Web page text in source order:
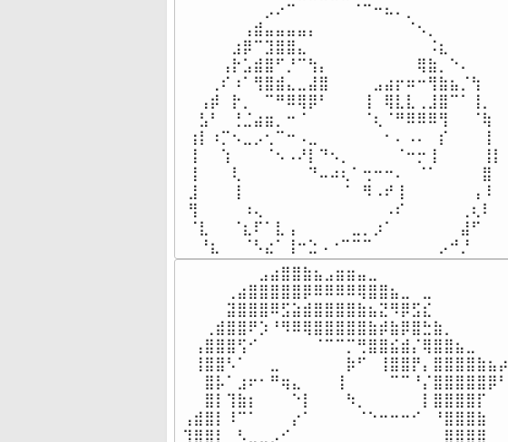
⠀⠀⠀⠀⠀⠀⠀⡠⠔⠉⠀⠀⠀⠀⠀⠈⠉⠒⠦⠄⡀⠀⠀⠀⠀⠀⠀⠀⠀
⠀⠀⠀⠀⠀⢠⣾⣤⣤⣤⣤⡄⠀⠀⠀⠀⠀⠀⠀⠀⠈⠢⡀⠀⠀⠀⠀⠀⠀
⠀⠀⠀⠀⣰⡿⠉⣹⣿⣿⣄⠀⠀⠀⠀⠀⠀⠀⠀⠀⠀⠀⠨⣆⠀⠀⠀⠀⠀
⠀⠀⠀⢠⡗⣡⣾⣿⠋⡘⠉⢳⡄⠀⠀⠀⠀⠀⠀⠀⠀⢿⣷⡀⠑⠄⠀⠀⠀
⠀⠀⢀⠎⠰⠁⢻⣿⣾⣄⣀⣼⣿⠀⠀⠀⠀⣠⣴⡖⠶⠒⢻⣷⣦⡈⢳⠀⠀
⠀⢠⡾⠀⡗⡀⠀⠉⠛⠿⢿⡿⠃⠀⠀⠀⢸⠀⢿⣇⣇⢀⣸⣿⠉⠁⢸⡀⠀
⠀⣣⠃⠀⢘⣈⣴⣶⡀⠒⠈⠀⠀⠀⠀⠀⠈⢆⠈⠛⠿⠿⠿⢻⠀⠀⠈⢷⠀
⢰⡇⠰⡉⠢⣀⡠⢂⠉⠒⠠⣀⠀⠀⠀⠀⠀⠀⠂⠄⠠⠄⠀⡎⠀⠀⠀⢸⠀
⢸⠀⠀⢱⠀⠀⠀⠈⠢⠠⠜⡇⠙⠢⡀⠀⠀⠀⠀⠈⠒⡒⢸⠀⠀⠀⠀⢸⡇
⢸⠀⠀⠀⢇⠀⠀⠀⠀⠀⠀⠙⠤⠴⢆⠁⢒⠒⠒⠄⠀⠈⠁⠀⠀⠀⠀⣿⠀
⣸⠀⠀⠀⢸⠀⠀⠀⠀⠀⠀⠀⠀⠀⠈⠀⠻⠠⠞⢸⠀⠀⠀⠀⠀⠀⢠⠸⠀
⢻⠀⠀⠀⠀⠰⢄⠀⠀⠀⠀⠀⠀⠀⠀⠀⠀⠀⠠⠎⠀⠀⠀⠀⠀⢀⢆⠇⠀
⠈⣇⠀⠀⠈⣆⠏⠁⣇⢠⠀⠀⠀⠀⠀⣀⡀⡰⠁⠀⠀⠀⠀⠀⠀⣼⠋⠀⠀
⠀⠘⣆⠀⠀⠈⠣⣔⠁⢸⠒⣑⠠⠐⠉⠉⠉⠀⠀⠀⠀⠀⠀⡠⠚⡘⠀⠀⠀
⠀⠀⠀⠀⠀⠀⠀⣠⣴⣿⣿⣷⣦⣠⣶⣶⣤⣀⠀⠀⠀⠀⠀⠀⠀⠀⠀⠀⠀⠀
⠀⠀⠀⠀⢀⣴⣿⣿⣿⣿⣿⡿⠿⠿⠿⠿⢿⣿⣿⣦⣀⠀⣀⠀⠀⠀⠀⠀⠀⠀
⠀⠀⠀⠀⣽⣿⣿⣿⠿⣫⣵⣾⣿⣿⣿⣿⣷⣦⣝⠻⡿⣫⣎⠀⠀⠀⠀⠀⠀⠀
⠀⠀⢀⣾⣿⣿⠟⡱⠘⠻⠿⢿⣿⣿⣿⣿⣿⣷⡾⣷⡿⣿⣓⣷⡀⠀⠀⠀⠀⠀
⠀⢠⣿⣿⣿⢫⠊⠀⠀⠀⠀⠀⠈⠉⠉⡉⢛⣿⣿⣮⣾⡌⢿⣿⣿⣦⣀⠀⠀⠀
⠀⢸⣿⣿⠣⠁⠀⠀⣀⠀⠀⠀⠀⠀⠀⡷⠋⠀⢸⣿⣿⡟⡄⣿⣿⣿⣿⣷⣦⡴
⠀⠀⣿⡧⠁⣰⠖⠂⠛⢶⣄⠀⠀⠀⢸⠀⠀⠀⠀⠉⠉⠘⡌⣿⣿⣿⣿⣿⡿⠃
⠀⠀⣿⡇⢹⣷⡆⠀⠀⠀⠑⡇⠀⠀⠀⠳⡀⠀⠀⠀⠀⠀⡇⣿⣿⣿⣿⡏⠀⠀
⢠⣾⣿⡇⠸⠉⠁⠀⠀⠀⡔⠁⠀⠀⠀⠀⠈⠑⠒⠒⠒⠊⠀⠘⣿⣿⣿⣷⠀⠀
⢹⣿⣿⡇⠀⠣⣀⣀⡠⠊⠀⠀⠀⠀⠀⠀⠀⠀⠀⠀⠀⠀⠀⠀⣿⣿⣿⣿⠀⠀